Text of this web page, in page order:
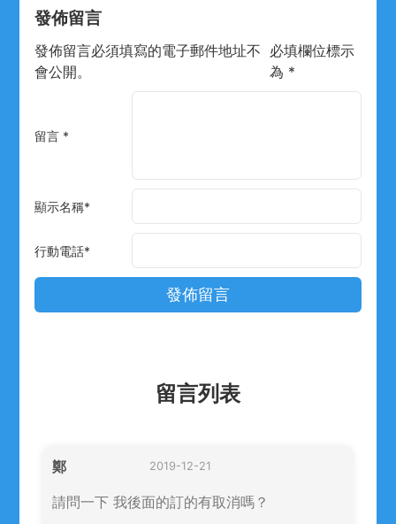
發佈留言
發佈留言必須填寫的電子郵件地址不
會公開。
必填欄位標示
為 *
留言 *
顯示名稱*
行動電話*
留言列表
鄭 2019-12-21
請問一下 我後面的訂的有取消嗎？